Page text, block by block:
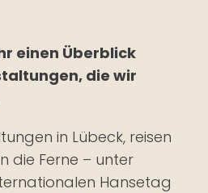
einen Überblick
die wir
in Lübeck, reisen
die Ferne – unter
Hansetag